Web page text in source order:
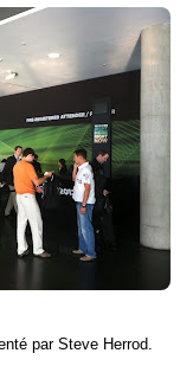
par Steve Herrod.